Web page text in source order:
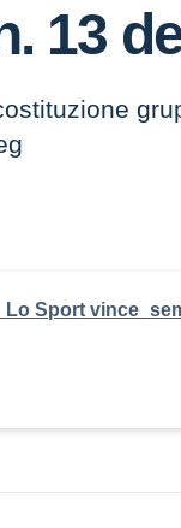
13
Sport